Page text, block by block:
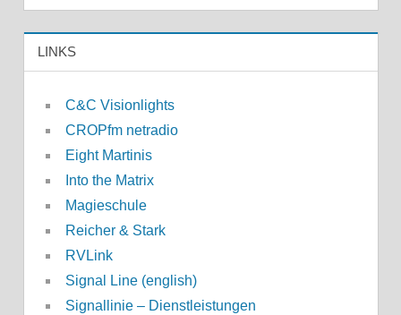
LINKS
C&C Visionlights
CROPfm netradio
Eight Martinis
Into the Matrix
Magieschule
Reicher & Stark
RVLink
Signal Line (english)
Signallinie – Dienstleistungen